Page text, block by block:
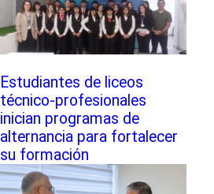
Estudiantes de liceos
técnico-profesionales
inician programas de
alternancia para fortalecer
su formación